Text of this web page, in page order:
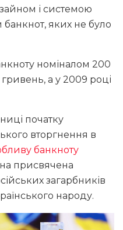
і системою
банкнот, яких не було
номіналом 200
а у 2009 році
початку
вторгнення в
банкноту
присвячена
загарбників
народу.